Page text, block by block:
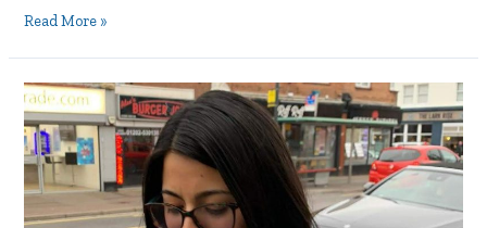
El
aprender
o
adquirir
un
idioma
Read More »